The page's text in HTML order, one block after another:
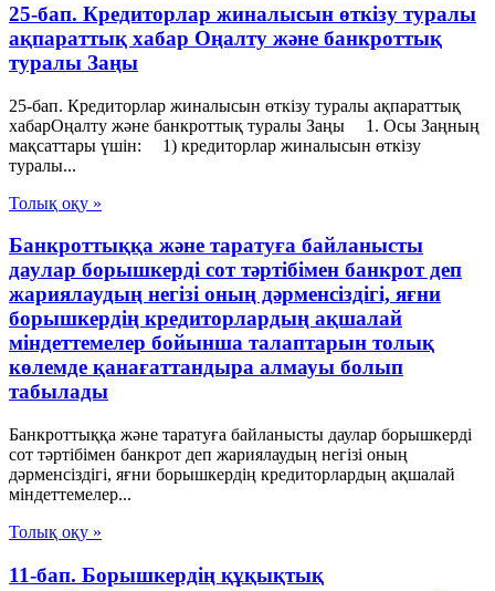
25-бап. Кредиторлар жиналысын өткізу туралы
ақпараттық хабар Оңалту және банкроттық
туралы Заңы
25-бап. Кредиторлар жиналысын өткізу туралы ақпараттық
хабарОңалту және банкроттық туралы Заңы 1. Осы Заңның
мақсаттары үшін: 1) кредиторлар жиналысын өткізу
туралы...
Толық оқу »
Банкроттыққа және таратуға байланысты
даулар борышкерді сот тәртібімен банкрот деп
жариялаудың негізі оның дәрменсіздігі, яғни
борышкердің кредиторлардың ақшалай
міндеттемелер бойынша талаптарын толық
көлемде қанағаттандыра алмауы болып
табылады
Банкроттыққа және таратуға байланысты даулар борышкерді
сот тәртібімен банкрот деп жариялаудың негізі оның
дәрменсіздігі, яғни борышкердің кредиторлардың ақшалай
міндеттемелер...
Толық оқу »
11-бап. Борышкердің құқықтық